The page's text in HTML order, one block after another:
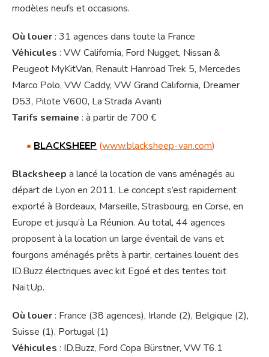
modèles neufs et occasions.
Où louer: 31 agences dans toute la France
Véhicules : VW California, Ford Nugget, Nissan &
Peugeot MyKitVan, Renault Hanroad Trek 5, Mercedes
Marco Polo, VW Caddy, VW Grand California, Dreamer
D53, Pilote V600, La Strada Avanti
Tarifs semaine : à partir de 700 €
• BLACKSHEEP (www.blacksheep-van.com)
Blacksheep a lancé la location de vans aménagés au
départ de Lyon en 2011. Le concept s’est rapidement
exporté à Bordeaux, Marseille, Strasbourg, en Corse, en
Europe et jusqu’à La Réunion. Au total, 44 agences
proposent à la location un large éventail de vans et
fourgons aménagés prêts à partir, certaines louent des
ID.Buzz électriques avec kit Egoé et des tentes toit
NaïtUp.
Où louer: France (38 agences), Irlande (2), Belgique (2),
Suisse (1), Portugal (1)
Véhicules : ID.Buzz, Ford Copa Bürstner, VW T6.1